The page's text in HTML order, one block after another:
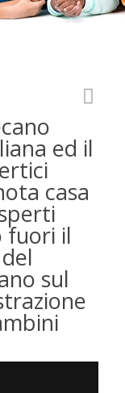
ed il
casa
fuori il
sul